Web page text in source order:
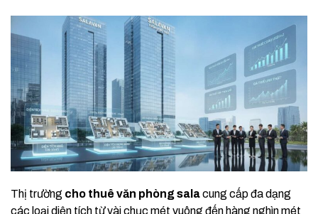
Thị trường cho thuê văn phòng salacung cấp đa dạng
các loại diện tích từ vài chục mét vuông đến hàng nghìn mét